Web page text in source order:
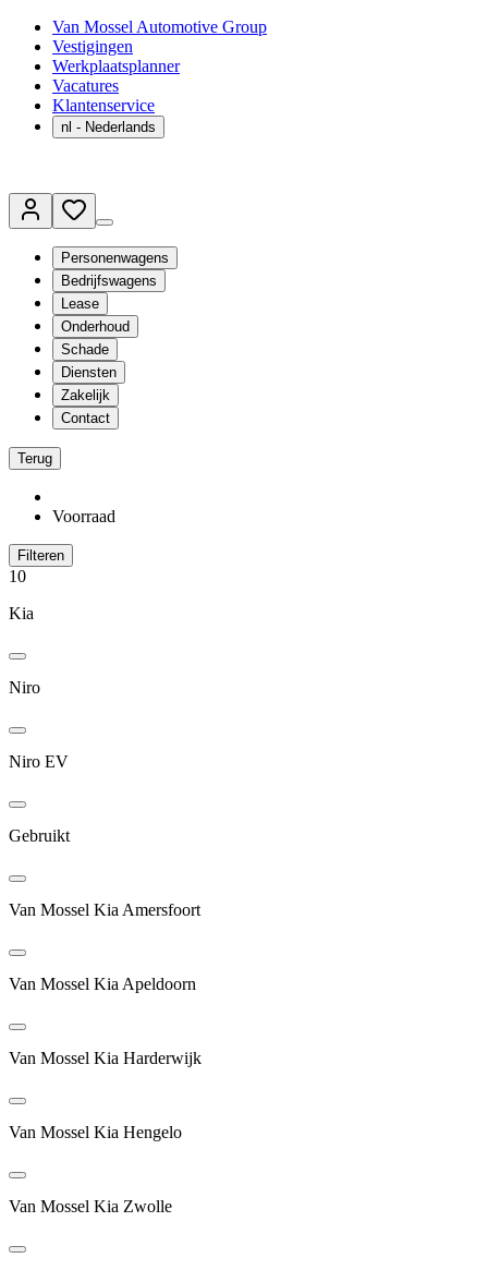
Van Mossel Automotive Group
Vestigingen
Werkplaatsplanner
Vacatures
Klantenservice
nl - Nederlands
Personenwagens
Bedrijfswagens
Lease
Onderhoud
Schade
Diensten
Zakelijk
Contact
Terug
Voorraad
Filteren
10
Kia
Niro
Niro EV
Gebruikt
Van Mossel Kia Amersfoort
Van Mossel Kia Apeldoorn
Van Mossel Kia Harderwijk
Van Mossel Kia Hengelo
Van Mossel Kia Zwolle